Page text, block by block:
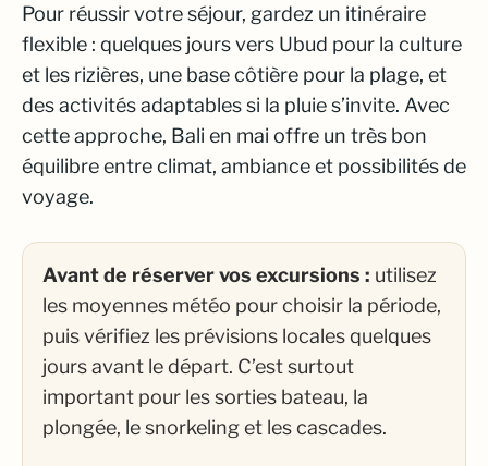
Pour réussir votre séjour, gardez un itinéraire
flexible : quelques jours vers Ubud pour la culture
et les rizières, une base côtière pour la plage, et
des activités adaptables si la pluie s’invite. Avec
cette approche, Bali en mai offre un très bon
équilibre entre climat, ambiance et possibilités de
voyage.
Avant de réserver vos excursions : utilisez
les moyennes météo pour choisir la période,
puis vérifiez les prévisions locales quelques
jours avant le départ. C’est surtout
important pour les sorties bateau, la
plongée, le snorkeling et les cascades.